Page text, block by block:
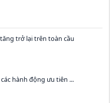
trở lại trên toàn cầu
hành động ưu tiên ...